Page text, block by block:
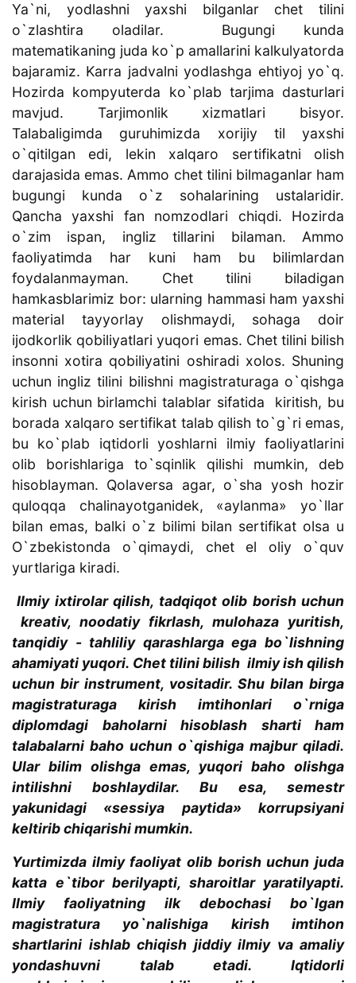
Ya`ni, yodlashni yaxshi bilganlar chet tilini
o`zlashtira oladilar. Bugungi kunda
matematikaning juda ko`p amallarini kalkulyatorda
bajaramiz. Karra jadvalni yodlashga ehtiyoj yo`q.
Hozirda kompyuterda ko`plab tarjima dasturlari
mavjud. Tarjimonlik xizmatlari bisyor.
Talabaligimda guruhimizda xorijiy til yaxshi
o`qitilgan edi, lekin xalqaro sertifikatni olish
darajasida emas. Ammo chet tilini bilmaganlar ham
bugungi kunda o`z sohalarining ustalaridir.
Qancha yaxshi fan nomzodlari chiqdi. Hozirda
o`zim ispan, ingliz tillarini bilaman. Ammo
faoliyatimda har kuni ham bu bilimlardan
foydalanmayman. Chet tilini biladigan
hamkasblarimiz bor: ularning hammasi ham yaxshi
material tayyorlay olishmaydi, sohaga doir
ijodkorlik qobiliyatlari yuqori emas. Chet tilini bilish
insonni xotira qobiliyatini oshiradi xolos. Shuning
uchun ingliz tilini bilishni magistraturaga o`qishga
kirish uchun birlamchi talablar sifatida kiritish, bu
borada xalqaro sertifikat talab qilish to`g`ri emas,
bu ko`plab iqtidorli yoshlarni ilmiy faoliyatlarini
olib borishlariga to`sqinlik qilishi mumkin, deb
hisoblayman. Qolaversa agar, o`sha yosh hozir
quloqqa chalinayotganidek, «aylanma» yo`llar
bilan emas, balki o`z bilimi bilan sertifikat olsa u
O`zbekistonda o`qimaydi, chet el oliy o`quv
yurtlariga kiradi.
Ilmiy ixtirolar qilish, tadqiqot olib borish uchun
kreativ, noodatiy fikrlash, mulohaza yuritish,
tanqidiy - tahliliy qarashlarga ega bo`lishning
ahamiyati yuqori. Chet tilini bilish ilmiy ish qilish
uchun bir instrument, vositadir. Shu bilan birga
magistraturaga kirish imtihonlari o`rniga
diplomdagi baholarni hisoblash sharti ham
talabalarni baho uchun o`qishiga majbur qiladi.
Ular bilim olishga emas, yuqori baho olishga
intilishni boshlaydilar. Bu esa, semestr
yakunidagi «sessiya paytida» korrupsiyani
keltirib chiqarishi mumkin.
Yurtimizda ilmiy faoliyat olib borish uchun juda
katta e`tibor berilyapti, sharoitlar yaratilyapti.
Ilmiy faoliyatning ilk debochasi bo`lgan
magistratura yo`nalishiga kirish imtihon
shartlarini ishlab chiqish jiddiy ilmiy va amaliy
yondashuvni talab etadi. Iqtidorli